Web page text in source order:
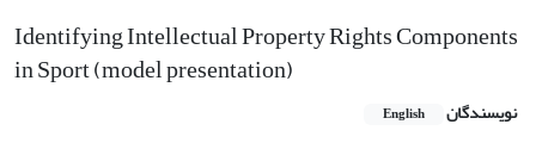
Identifying Intellectual Property Rights Components
in Sport (model presentation)
نویسندگان English